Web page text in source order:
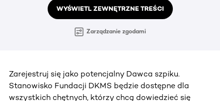
WYŚWIETL ZEWNĘTRZNE TREŚCI
Zarządzanie zgodami
Zarejestruj się jako potencjalny Dawca szpiku.
Stanowisko Fundacji DKMS będzie dostępne dla
wszystkich chętnych, którzy chcą dowiedzieć się